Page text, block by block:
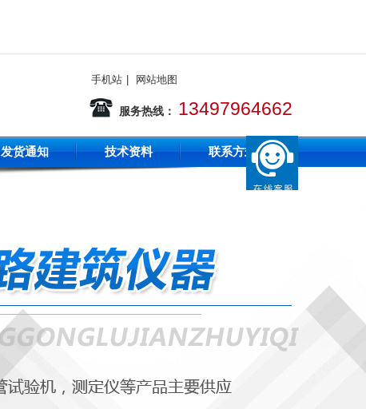
手机站 网站地图
服务热线： 13497964662
发货通知 技术资料 联系方式